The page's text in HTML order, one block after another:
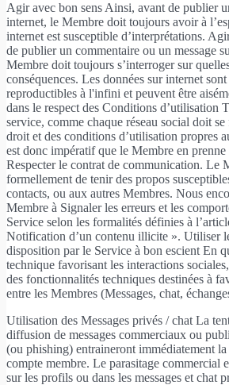
Agir avec bon sens Ainsi, avant de publier
internet, le Membre doit toujours avoir à
internet est susceptible d’interprétations.
de publier un commentaire ou un message
Membre doit toujours s’interroger sur
conséquences. Les données sur internet
reproductibles à l'infini et peuvent être
dans le respect des Conditions d’utilisation
service, comme chaque réseau social doit
droit et des conditions d’utilisation propres
est donc impératif que le Membre en prenne
Respecter le contrat de communication. Le
formellement de tenir des propos
contacts, ou aux autres Membres. Nous
Membre à Signaler les erreurs et les
Service selon les formalités définies à
Notification d’un contenu illicite ». Utiliser
disposition par le Service à bon escient En
technique favorisant les interactions
des fonctionnalités techniques destinées à
entre les Membres (Messages, chat,
Utilisation des Messages privés / chat La
diffusion de messages commerciaux ou
(ou phishing) entraineront immédiatement
compte membre. Le parasitage commercial
sur les profils ou dans les messages et chat